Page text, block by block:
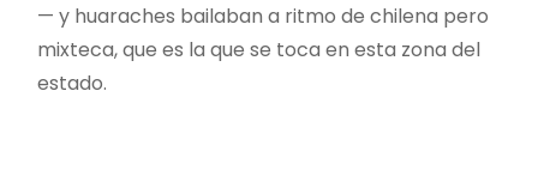
— y huaraches bailaban a ritmo de chilena pero
mixteca, que es la que se toca en esta zona del
estado.